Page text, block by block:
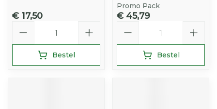
€ 17,50
Bestel
Promo Pack
€ 45,79
Bestel